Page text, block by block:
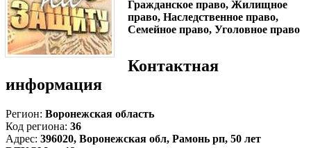
Гражданское право, Жилищное
право, Наследственное право,
Семейное право, Уголовное право
Контактная
информация
Регион: Воронежская область
Код региона: 36
Адрес: 396020, Воронежская обл, Рамонь рп, 50 лет